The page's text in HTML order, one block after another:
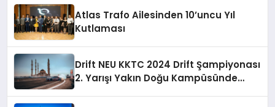
Atlas Trafo Ailesinden 10’uncu Yıl
Kutlaması
Drift NEU KKTC 2024 Drift Şampiyonası
2. Yarışı Yakın Doğu Kampüsünde